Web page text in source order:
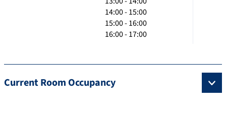
14:00 - 15:00
15:00 - 16:00
16:00 - 17:00
Current Room Occupancy